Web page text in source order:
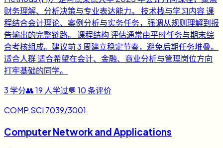
财务理解、分析决策与专业表达能力。 技术栈与学习内容 课
程结合会计理论、案例分析与实务任务，强调从规则理解到报
告输出的完整链路。 课程结构 评估通常由平时任务与期末综
合考核组成。建议前 3 周建立稳定节奏，避免后期任务堆叠。
适合人群 适合希望在会计、金融、商业分析与管理岗位方向
打牢基础的同学。
3 学分👥19 人学过💬 10条评价
COMP SCI 7039/3001
Computer Network and Applications